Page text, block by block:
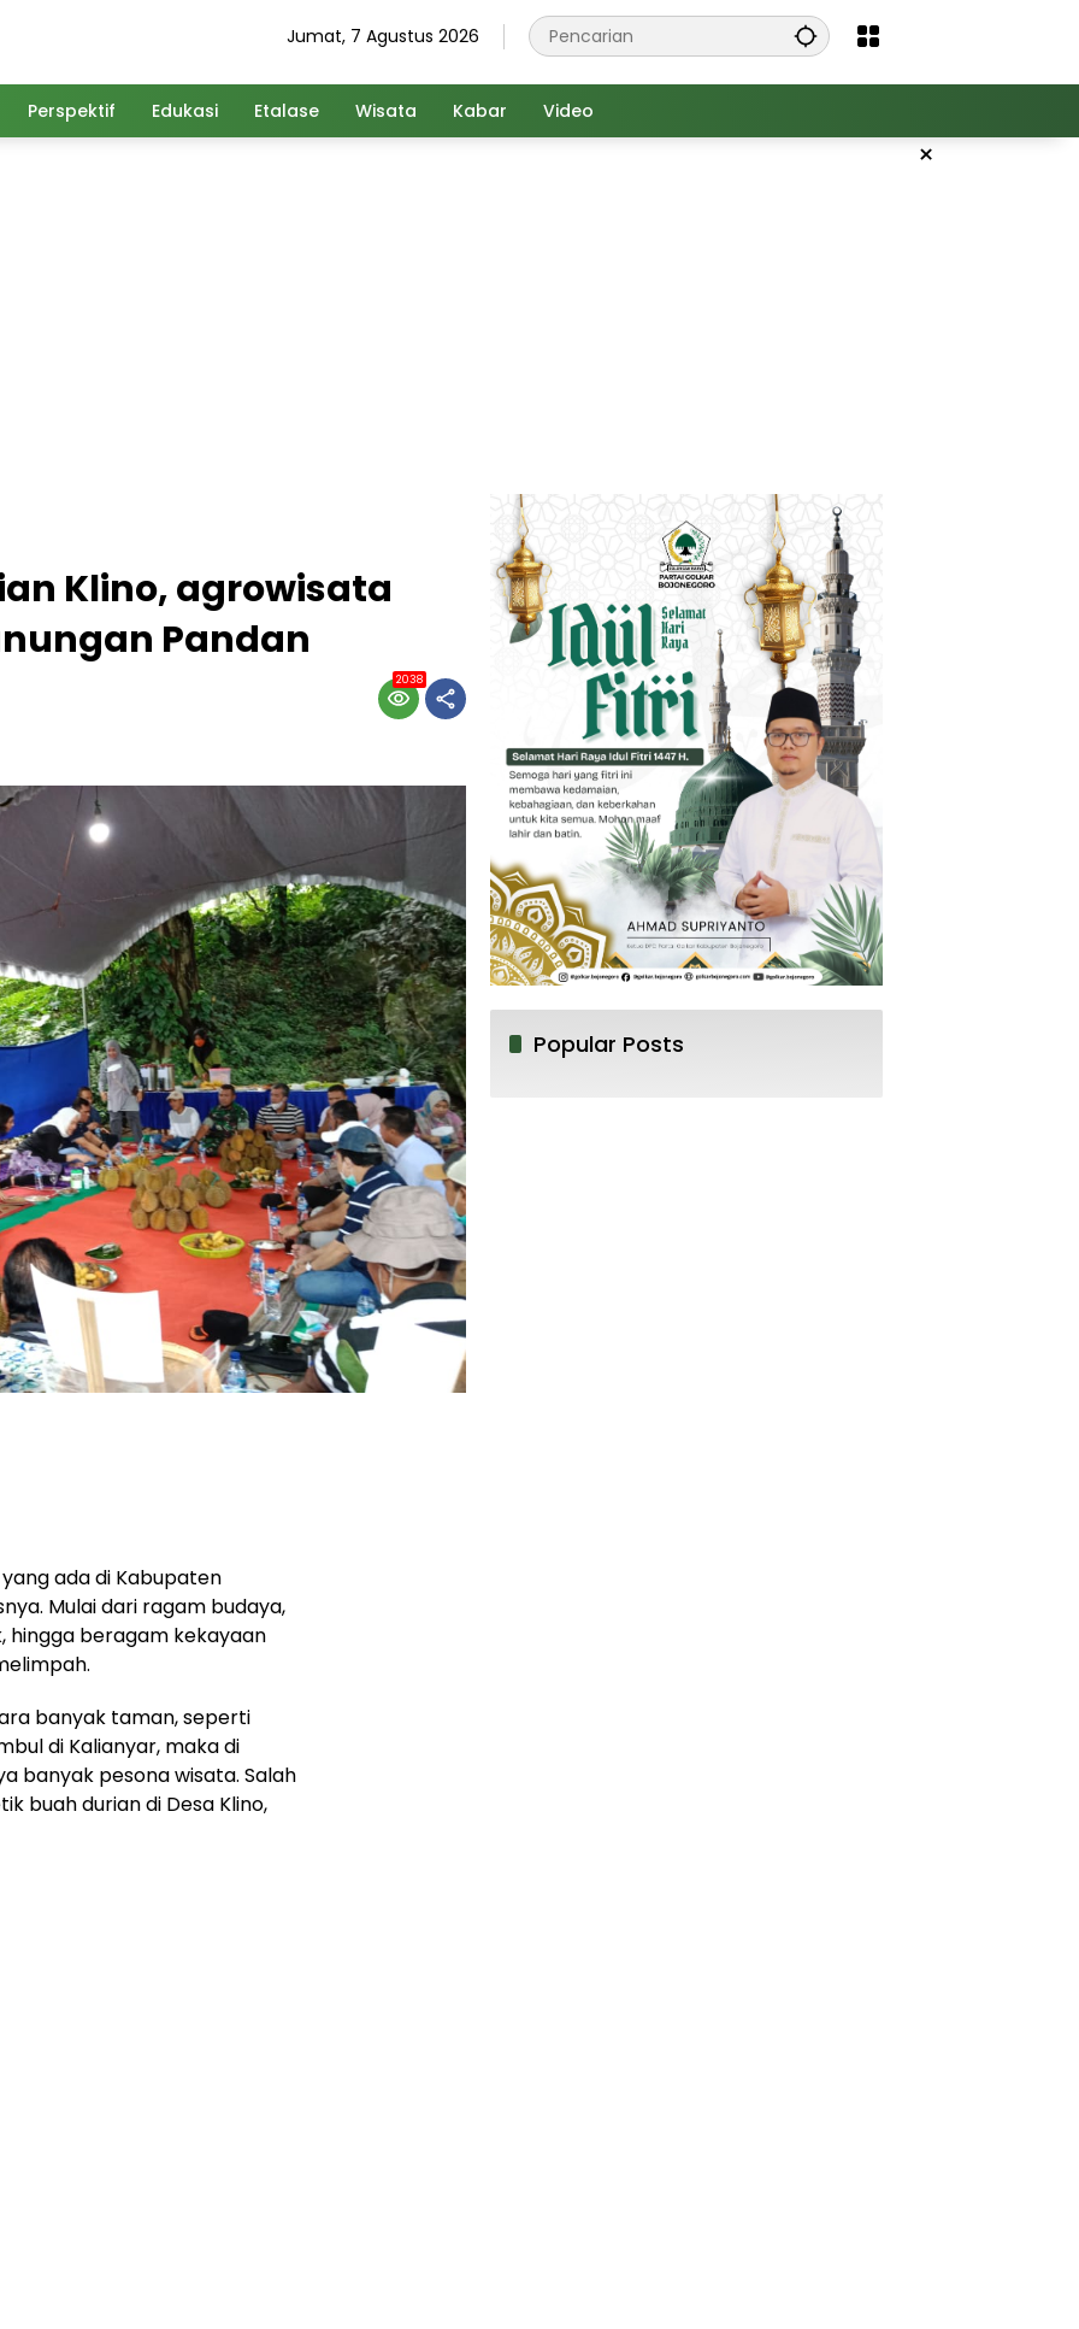
Jumat, 7 Agustus 2026
Perspektif Edukasi Etalase Wisata Kabar Video
×
Klino, agrowisata
Pandan
2038
ada di Kabupaten
Mulai dari ragam budaya,
hingga beragam kekayaan
banyak taman, seperti
di Kalianyar, maka di
banyak pesona wisata. Salah
buah durian di Desa Klino,
Popular Posts